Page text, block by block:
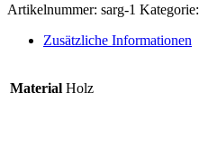
Artikelnummer: sarg-1 Kategorie:
Zusätzliche Informationen
Material Holz